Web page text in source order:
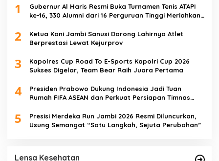
1
Gubernur Al Haris Resmi Buka Turnamen Tenis ATAPI
ke-16, 330 Alumni dari 16 Perguruan Tinggi Meriahkan
2
Ketua Koni Jambi Sanusi Dorong Lahirnya Atlet
Berprestasi Lewat Kejurprov
3
Kapolres Cup Road To E-Sports Kapolri Cup 2026
Sukses Digelar, Team Bear Raih Juara Pertama
4
Presiden Prabowo Dukung Indonesia Jadi Tuan
Rumah FIFA ASEAN dan Perkuat Persiapan Timnas
5
Presisi Merdeka Run Jambi 2026 Resmi Diluncurkan,
Usung Semangat “Satu Langkah, Sejuta Perubahan”
Lensa Kesehatan